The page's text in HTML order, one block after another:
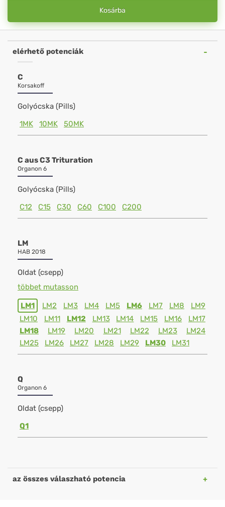
Kosárba
elérhető potenciák
C
Korsakoff
Golyócska (Pills)
1MK
10MK 50MK
C aus C3 Trituration
Organon 6
Golyócska (Pills)
C12
C15 C30 C60 C100 C200
LM
HAB 2018
Oldat (csepp)
többet mutasson
LM1 LM2 LM3 LM4 LM5 LM6 LM7 LM8
LM9
LM10
LM11 LM12 LM13 LM14 LM15 LM16
LM17
LM18
LM19 LM20 LM21 LM22 LM23
LM24
LM25
LM26 LM27 LM28 LM29 LM30 LM31
Q
Organon 6
Oldat (csepp)
Q1
az összes válaszható potencia